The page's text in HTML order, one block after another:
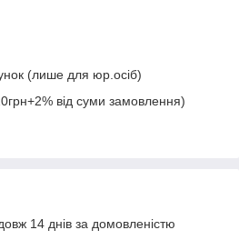
(лише для юр.осіб)
від суми замовлення)
14 днів за домовленістю